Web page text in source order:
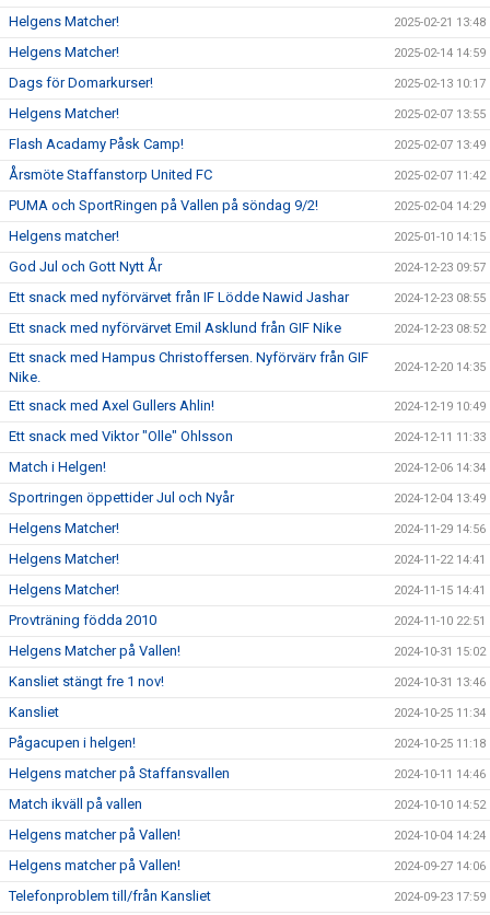
Helgens Matcher! 2025-02-21 13:48
Helgens Matcher! 2025-02-14 14:59
Dags för Domarkurser! 2025-02-13 10:17
Helgens Matcher! 2025-02-07 13:55
Flash Acadamy Påsk Camp! 2025-02-07 13:49
Årsmöte Staffanstorp United FC 2025-02-07 11:42
PUMA och SportRingen på Vallen på söndag 9/2! 2025-02-04 14:29
Helgens matcher! 2025-01-10 14:15
God Jul och Gott Nytt År 2024-12-23 09:57
Ett snack med nyförvärvet från IF Lödde Nawid Jashar 2024-12-23 08:55
Ett snack med nyförvärvet Emil Asklund från GIF Nike 2024-12-23 08:52
Ett snack med Hampus Christoffersen. Nyförvärv från GIF
Nike.
2024-12-20 14:35
Ett snack med Axel Gullers Ahlin! 2024-12-19 10:49
Ett snack med Viktor "Olle" Ohlsson 2024-12-11 11:33
Match i Helgen! 2024-12-06 14:34
Sportringen öppettider Jul och Nyår 2024-12-04 13:49
Helgens Matcher! 2024-11-29 14:56
Helgens Matcher! 2024-11-22 14:41
Helgens Matcher! 2024-11-15 14:41
Provträning födda 2010 2024-11-10 22:51
Helgens Matcher på Vallen! 2024-10-31 15:02
Kansliet stängt fre 1 nov! 2024-10-31 13:46
Kansliet 2024-10-25 11:34
Pågacupen i helgen! 2024-10-25 11:18
Helgens matcher på Staffansvallen 2024-10-11 14:46
Match ikväll på vallen 2024-10-10 14:52
Helgens matcher på Vallen! 2024-10-04 14:24
Helgens matcher på Vallen! 2024-09-27 14:06
Telefonproblem till/från Kansliet 2024-09-23 17:59